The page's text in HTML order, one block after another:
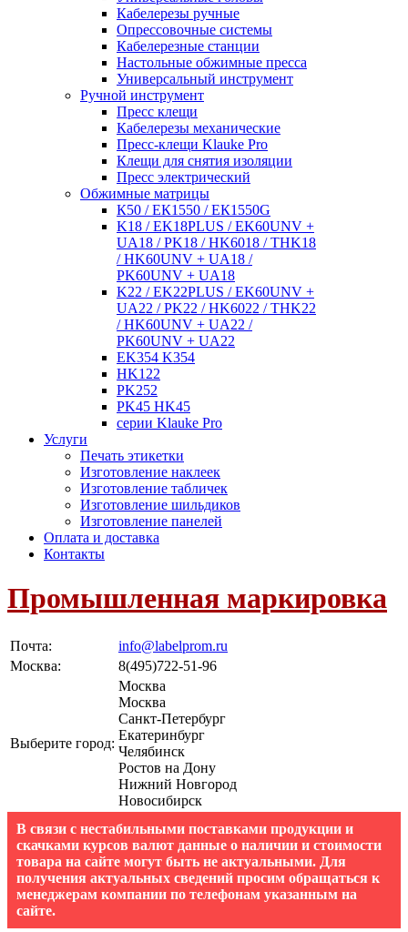
Кабелерезы ручные
Опрессовочные системы
Кабелерезные станции
Настольные обжимные пресса
Универсальный инструмент
Ручной инструмент
Пресс клещи
Кабелерезы механические
Пресс-клещи Klauke Pro
Клещи для снятия изоляции
Пресс электрический
Обжимные матрицы
К50 / ЕК1550 / ЕК1550G
K18 / EK18PLUS / EK60UNV +
UA18 / PK18 / HK6018 / THK18
/ HK60UNV + UA18 /
PK60UNV + UA18
K22 / EK22PLUS / EK60UNV +
UA22 / PK22 / HK6022 / THK22
/ HK60UNV + UA22 /
PK60UNV + UA22
EK354 K354
HK122
PK252
PK45 HK45
серии Klauke Pro
Услуги
Печать этикетки
Изготовление наклеек
Изготовление табличек
Изготовление шильдиков
Изготовление панелей
Оплата и доставка
Контакты
Промышленная маркировка
Почта:
info@labelprom.ru
Москва: 8(495)722-51-96
Выберите город:
Москва
Москва
Санкт-Петербург
Екатеринбург
Челябинск
Ростов на Дону
Нижний Новгород
Новосибирск
В связи с нестабильными поставками продукции и
скачками курсов валют данные о наличии и стоимости
товара на сайте могут быть не актуальными. Для
получения актуальных сведений просим обращаться к
менеджерам компании по телефонам указанным на
сайте.